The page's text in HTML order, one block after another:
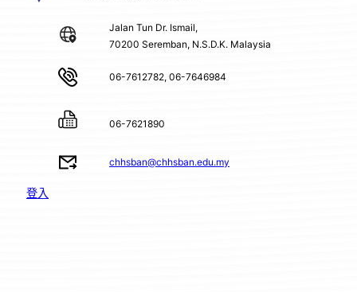
Jalan Tun Dr. Ismail,
70200 Seremban, N.S.D.K. Malaysia
06-7612782, 06-7646984
06-7621890
chhsban@chhsban.edu.my
登入